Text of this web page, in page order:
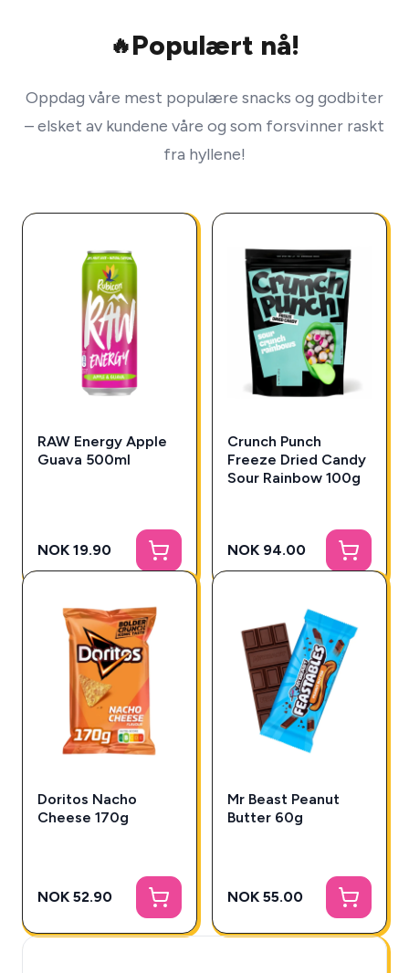
🔥Populært nå!
Oppdag våre mest populære snacks og godbiter
– elsket av kundene våre og som forsvinner raskt
fra hyllene!
RAW Energy Apple
Guava 500ml
NOK 19.90
Crunch Punch
Freeze Dried Candy
Sour Rainbow 100g
NOK 94.00
Doritos Nacho
Cheese 170g
NOK 52.90
Mr Beast Peanut
Butter 60g
NOK 55.00